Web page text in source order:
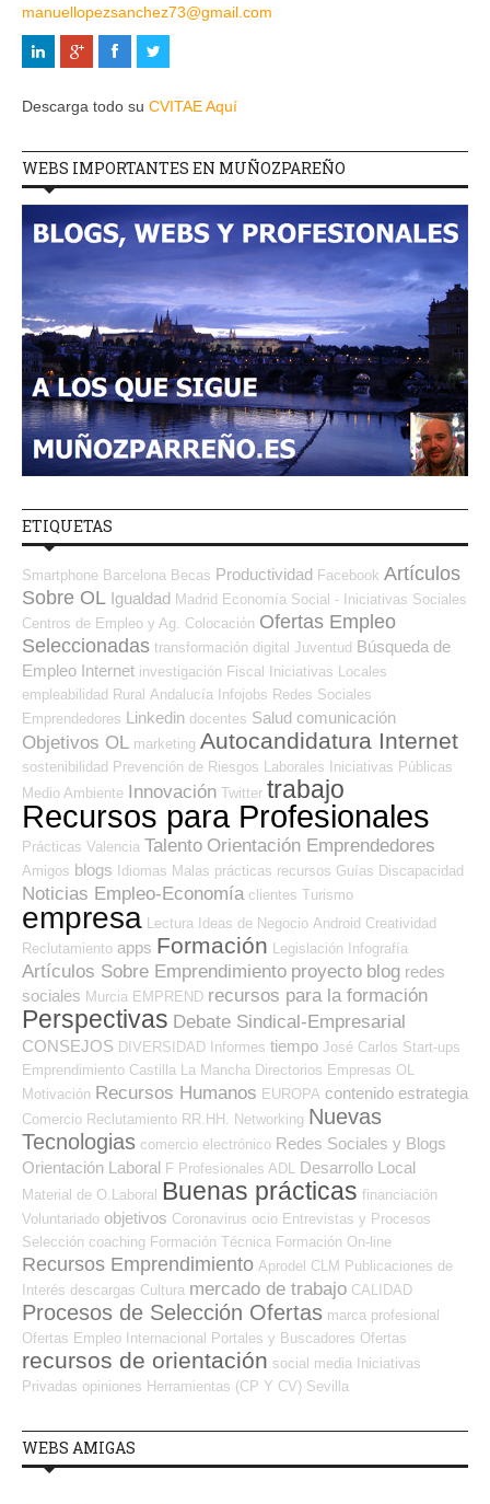
manuellopezsanchez73@gmail.com
Descarga todo su CVITAE Aquí
WEBS IMPORTANTES EN MUÑOZPAREÑO
ETIQUETAS
Smartphone Barcelona Becas Productividad Facebook Artículos
Sobre OL Igualdad Madrid Economía Social - Iniciativas Sociales
Centros de Empleo y Ag. Colocación Ofertas Empleo
Seleccionadas transformación digital Juventud Búsqueda de
Empleo Internet investigación Fiscal
Iniciativas Locales
empleabilidad Rural Andalucía Infojobs Redes Sociales
Emprendedores Linkedin docentes Salud comunicación
Objetivos OL marketing Autocandidatura Internet
sostenibilidad Prevención de Riesgos Laborales
Iniciativas Públicas
Medio Ambiente
Innovación Twitter trabajo
Recursos para Profesionales
Prácticas Valencia Talento Orientación Emprendedores
Amigos blogs Idiomas Malas prácticas recursos Guías Discapacidad
Noticias Empleo-Economía clientes Turismo
empresa Lectura Ideas de Negocio Android Creatividad
Reclutamiento apps Formación Legislación Infografía
Artículos Sobre Emprendimiento proyecto blog redes
sociales Murcia EMPREND recursos para la formación
Perspectivas Debate Sindical-Empresarial
CONSEJOS DIVERSIDAD Informes tiempo José Carlos Start-ups
Emprendimiento Castilla La Mancha Directorios Empresas OL
Motivación Recursos Humanos EUROPA contenido estrategia
Comercio Reclutamiento RR.HH. Networking Nuevas
Tecnologias comercio electrónico Redes Sociales y Blogs
Orientación Laboral F Profesionales ADL Desarrollo Local
Material de O.Laboral Buenas prácticas financiación
Voluntariado objetivos Coronavirus ocio Entrevistas y Procesos
Selección coaching Formación Técnica Formación On-line
Recursos Emprendimiento Aprodel CLM Publicaciones de
Interés descargas Cultura mercado de trabajo CALIDAD
Procesos de Selección Ofertas marca profesional
Ofertas Empleo Internacional Portales y Buscadores Ofertas
recursos de orientación social media Iniciativas
Privadas opiniones Herramientas (CP Y CV) Sevilla
WEBS AMIGAS